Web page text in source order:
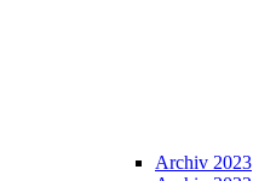
Archiv 2023